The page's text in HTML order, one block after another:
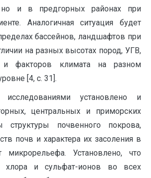
и в предгорных районах при
Аналогичная ситуация будет
бассейнов, ландшафтов при
на разных высотах пород, УГВ,
и факторов климата на разном
[4, с. 31].
установлено и
центральных и приморских
структуры почвенного покрова,
почв и характера их засоления в
микрорельефа. Установлено, что
хлора и сульфат-ионов во всех